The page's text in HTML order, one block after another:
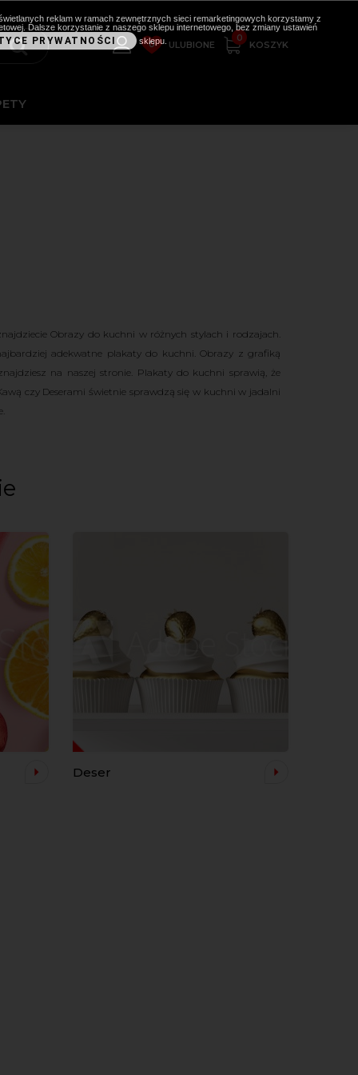
0 ULUBIONE
0
KOSZYK
Obrazy do kuchni w różnych stylach i rodzajach.
adekwatne plakaty do kuchni.Obrazy z grafiką
na naszej stronie. Plakaty do kuchni sprawią, że
czy Deserami świetnie sprawdzą się w kuchni w jadalni
Deser
reklam w ramach zewnętrznych sieci remarketingowych korzystamy z
Dalsze korzystanie z naszego sklepu internetowego, bez zmiany ustawień
PRYWATNOŚCI sklepu.